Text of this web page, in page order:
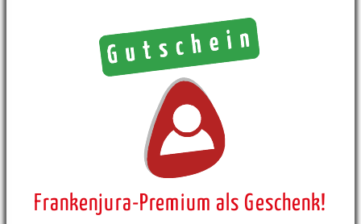
Frankenjura-Premium als Geschenk!